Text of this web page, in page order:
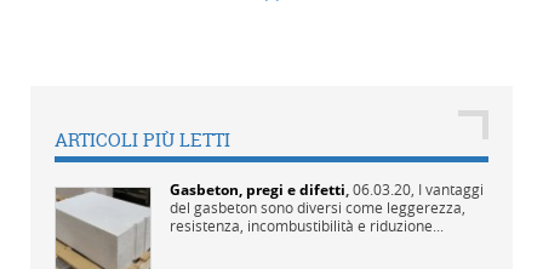
ARTICOLI PIÙ LETTI
Gasbeton, pregi e difetti,06.03.20, I vantaggi
del gasbeton sono diversi come leggerezza,
resistenza, incombustibilità e riduzione...